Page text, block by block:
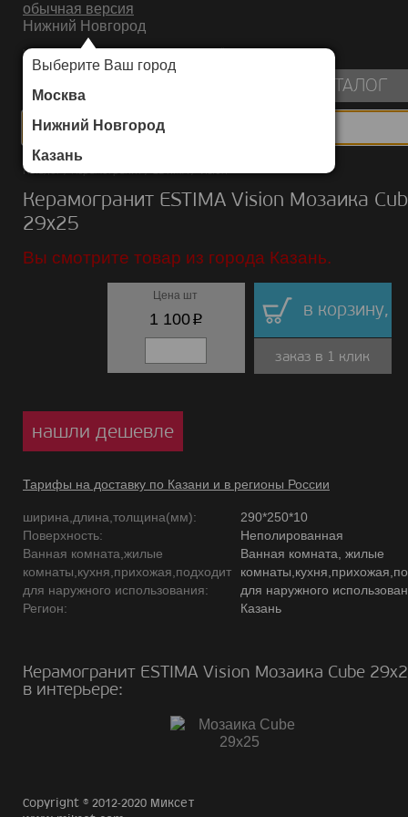
обычная версия
Нижний Новгород
Выберите Ваш город
Москва
Нижний Новгород
Казань
ИНТЕРНЕТ-МАГАЗИН НАПОЛЬНЫХ ПОКРЫТИЙ
КАТАЛОГ
Каталог/Керамогранит/ESTIMA/Vision
Керамогранит ESTIMA Vision Мозаика
29х25
Вы смотрите товар из города Казань.
Цена шт
1 100p в корзину,
заказ в 1 клик
нашли дешевле
Тарифы на доставку по Казани и в регионы России
ширина,длина,толщина(мм):
290*250*10
Поверхность:
Неполированная
Ванная комната,жилые
комнаты,кухня,прихожая,подходит
для наружного использования:
Ванная комната, жилые
для наружного
Регион:
Казань
Керамогранит ESTIMA Vision Мозаика Cube
в интерьере:
Copyright © 2012-2020 Миксет